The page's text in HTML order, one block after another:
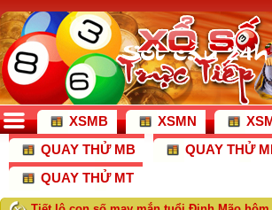
XSMB XSMN
QUAY THỬ MB
QUAY THỬ
QUAY THỬ MT